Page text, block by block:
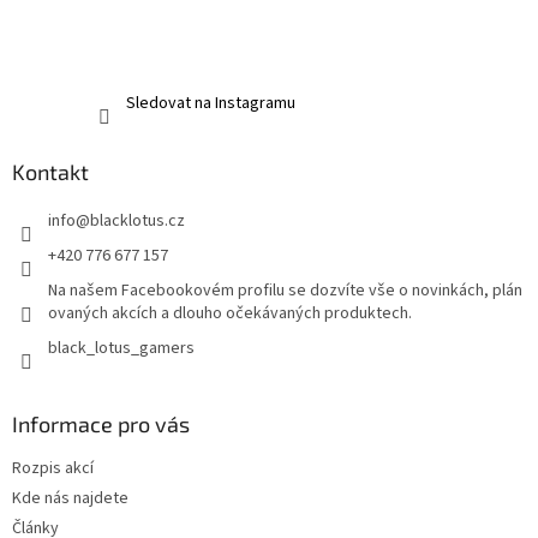
Sledovat na Instagramu
Kontakt
info@blacklotus.cz
+420 776 677 157
Na našem Facebookovém profilu se dozvíte vše o novinkách, plán
ovaných akcích a dlouho očekávaných produktech.
black_lotus_gamers
Informace pro vás
Rozpis akcí
Kde nás najdete
Články